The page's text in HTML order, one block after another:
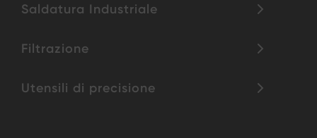
Saldatura Industriale
Filtrazione
Utensili di precisione